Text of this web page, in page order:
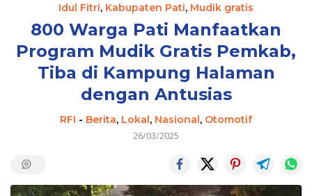
Idul Fitri, Kabupaten Pati, Mudik gratis
800 Warga Pati Manfaatkan
Program Mudik Gratis Pemkab,
Tiba di Kampung Halaman
dengan Antusias
RFI - Berita, Lokal, Nasional, Otomotif
26/03/2025